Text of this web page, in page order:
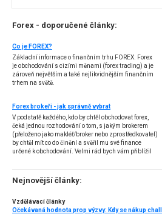
Forex - doporučené články:
Co je FOREX?
Základní informace o finančním trhu FOREX. Forex
je obchodování s cizími měnami (forex trading) a je
zároveň největším a také nejlikvidnějším finančním
trhem na světě.
Forex brokeři - jak správně vybrat
V podstatě každého, kdo by chtěl obchodovat forex,
čeká jednou rozhodování o tom, s jakým brokerem
(přeloženo jako makléř/broker nebo zprostředkovatel)
by chtěl mít co do činění a svěřil mu své finance
určené k obchodování. Velmi rád bych vám přiblížil
několik příkladů nejznámějších z nich.
Nejnovější články:
Vzdělávací články
Očekávaná hodnota prop výzvy: Kdy se nákup